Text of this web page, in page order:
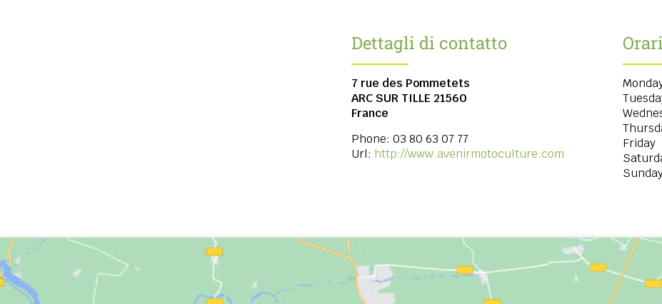
Dettagli di contatto
7 rue des Pommetets
ARC SUR TILLE 21560
France
Phone: 03 80 63 07 77
Url: http://www.avenirmotoculture.com
Friday